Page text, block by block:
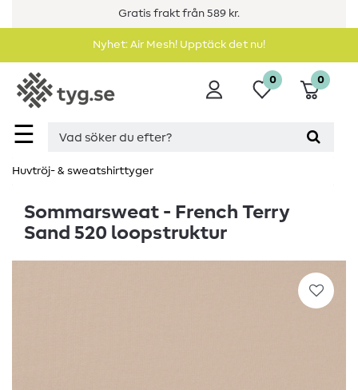
Gratis frakt från 589 kr.
Nyhet: Air Mesh! Upptäck det nu!
☰
0 0
Huvtröj- & sweatshirttyger
Sommarsweat - French Terry
Sand 520 loopstruktur